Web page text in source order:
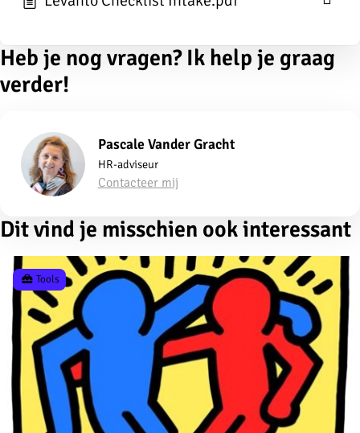
Heb je nog vragen? Ik help je graag
verder!
Pascale Vander Gracht
HR-adviseur
Contacteer mij
Dit vind je misschien ook interessant
Tools